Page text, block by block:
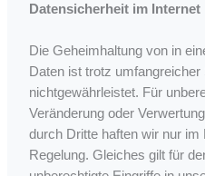
Datensicherheit im Internet
Die Geheimhaltung von in
Daten ist trotz
nichtgewährleistet. Für
Veränderung oder
durch Dritte haften wir nur
Regelung. Gleiches gilt für